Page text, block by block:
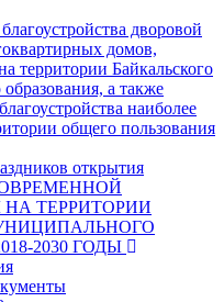
дворовой
домов,
территории Байкальского
а также
наиболее
общего пользования
открытия
ТЕРРИТОРИИ
2030 ГОДЫ